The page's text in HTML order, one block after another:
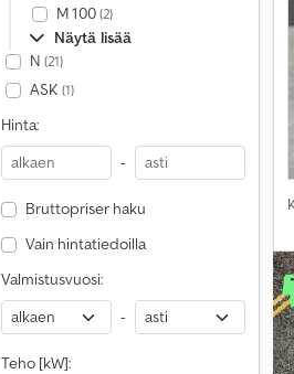
M 100(2)
Näytä lisää
N (21)
ASK (1)
Hinta:
-
Bruttopriser haku
Vain hintatiedoilla
Valmistusvuosi:
-
Teho [kW]: